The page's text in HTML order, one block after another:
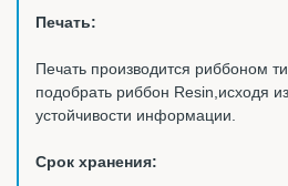
Печать:
Печать производится риббоном
подобрать риббон Resin,исходя
устойчивости информации.
Срок хранения: